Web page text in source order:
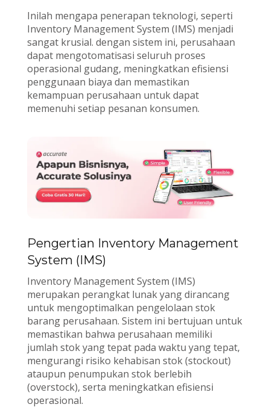
Inilah mengapa penerapan teknologi, seperti
Inventory Management System (IMS) menjadi
sangat krusial. dengan sistem ini, perusahaan
dapat mengotomatisasi seluruh proses
operasional gudang, meningkatkan efisiensi
penggunaan biaya dan memastikan
kemampuan perusahaan untuk dapat
memenuhi setiap pesanan konsumen.
Pengertian Inventory Management
System (IMS)
Inventory Management System (IMS)
merupakan perangkat lunak yang dirancang
untuk mengoptimalkan pengelolaan stok
barang perusahaan. Sistem ini bertujuan untuk
memastikan bahwa perusahaan memiliki
jumlah stok yang tepat pada waktu yang tepat,
mengurangi risiko kehabisan stok (stockout)
ataupun penumpukan stok berlebih
(overstock), serta meningkatkan efisiensi
operasional.